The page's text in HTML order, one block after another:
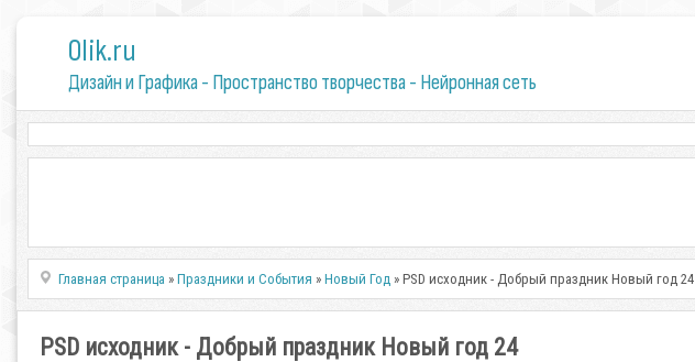
0lik.ru
Дизайн и Графика - Пространство творчества - Нейронная сеть
Главная страница »Праздники и События »Новый Год » PSD исходник - Добрый праздник Новый год 24
PSD исходник - Добрый праздник Новый год 24